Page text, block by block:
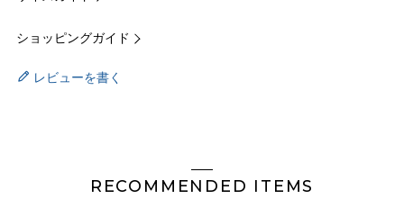
ショッピングガイド
レビューを書く
RECOMMENDED ITEMS